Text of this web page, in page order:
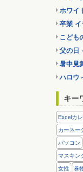
ホワイ
卒業 イ
こども
父の日
暑中見
ハロウ
キー
Excelカ
カーネー
パソコン
マスキン
女性 巻